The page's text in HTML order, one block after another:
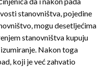
stanovništva, pojedine
mogu desetljećima
stanovništva kupuju
Nakon toga
koji je već zahvatio